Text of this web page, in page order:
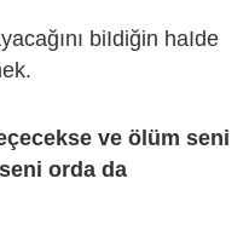
biIdiğin haIde
ve ölüm seni
orda da